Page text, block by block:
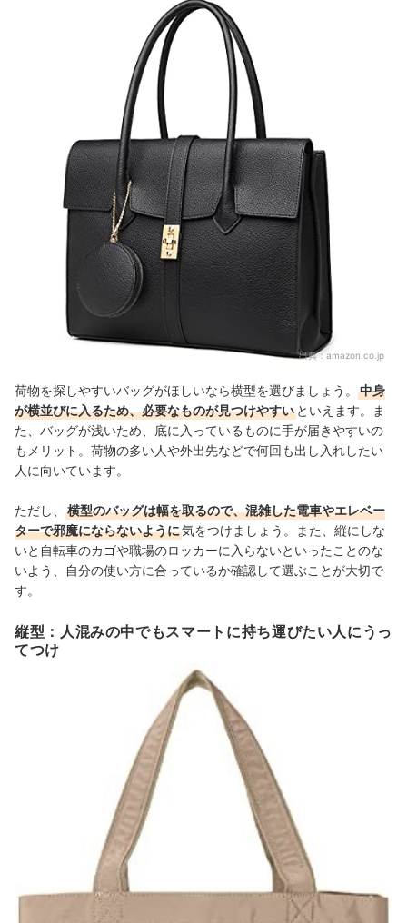
出典：amazon.co.jp
荷物を探しやすいバッグがほしいなら横型を選びましょう。
中身
が横並びに入るため、必要なものが見つけやすい といえます。ま
た、バッグが浅いため、底に入っているものに手が届きやすいの
もメリット。荷物の多い人や外出先などで何回も出し入れしたい
人に向いています。
ただし、
横型のバッグは幅を取るので、混雑した電車やエレベー
ターで邪魔にならないように気をつけましょう。また、縦にしな
いと自転車のカゴや職場のロッカーに入らないといったことのな
いよう、自分の使い方に合っているか確認して選ぶことが大切で
す。
縦型：人混みの中でもスマートに持ち運びたい人にうっ
てつけ